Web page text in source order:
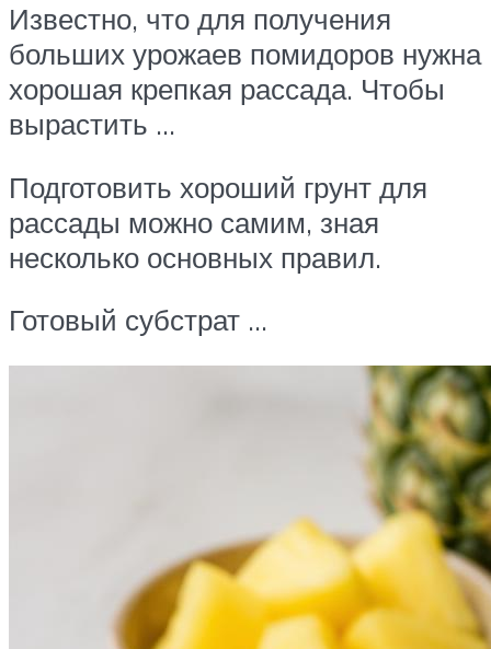
Известно, что для получения
больших урожаев помидоров нужна
хорошая крепкая рассада. Чтобы
вырастить …
Подготовить хороший грунт для
рассады можно самим, зная
несколько основных правил.
Готовый субстрат …